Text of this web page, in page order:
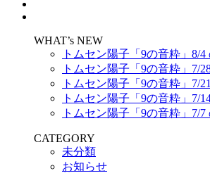
WHAT’s NEW
トムセン陽子「9の音粋」8/4
トムセン陽子「9の音粋」7/
トムセン陽子「9の音粋」7/
トムセン陽子「9の音粋」7/
トムセン陽子「9の音粋」7/7
CATEGORY
未分類
お知らせ